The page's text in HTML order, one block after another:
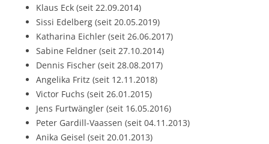
Klaus Eck (seit 22.09.2014)
Sissi Edelberg (seit 20.05.2019)
Katharina Eichler (seit 26.06.2017)
Sabine Feldner (seit 27.10.2014)
Dennis Fischer (seit 28.08.2017)
Angelika Fritz (seit 12.11.2018)
Victor Fuchs (seit 26.01.2015)
Jens Furtwängler (seit 16.05.2016)
Peter Gardill-Vaassen (seit 04.11.2013)
Anika Geisel (seit 20.01.2013)